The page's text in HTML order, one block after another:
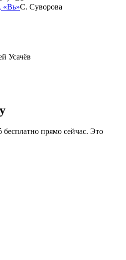
«Вь»С. Суворова
Усачёв
прямо сейчас. Это